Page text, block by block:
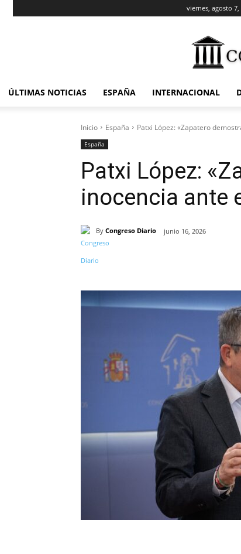
viernes, agosto 7,
ÚLTIMAS NOTICIAS ESPAÑA INTERNACIONAL
Inicio España Patxi López: «Zapatero
España
Patxi López:
inocencia ante
By Congreso Diario junio 16, 2026